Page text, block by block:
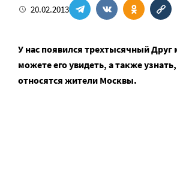
20.02.2013
У нас появился трехтысячный Друг
можете его увидеть, а также
относятся жители Москвы.